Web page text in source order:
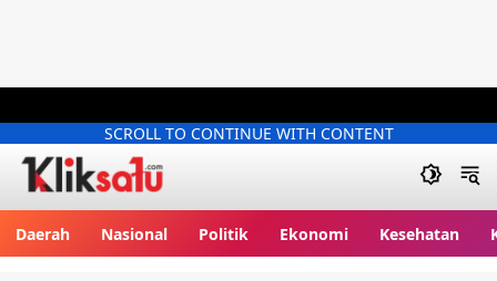
SCROLL TO CONTINUE WITH CONTENT
Daerah Nasional Politik Ekonomi Kesehatan